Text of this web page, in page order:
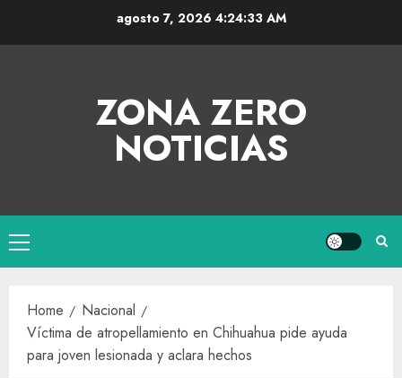
agosto 7, 2026 4:24:34 AM
ZONA ZERO
NOTICIAS
Home
Nacional
Víctima de atropellamiento en Chihuahua pide ayuda
para joven lesionada y aclara hechos